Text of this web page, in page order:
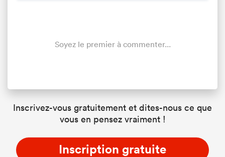
Soyez le premier à commenter...
Inscrivez-vous gratuitement et dites-nous ce que
vous en pensez vraiment !
Inscription gratuite